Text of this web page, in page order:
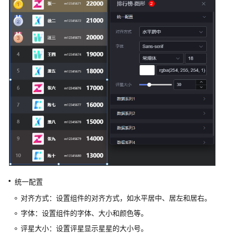
格
间
选
器
地
图
装
饰
仪
表
其
统一配置
对齐方式：设置组件的对齐方式，如水平居中、居左和居右。
字体：设置组件的字体、大小和颜色等。
评星大小：设置评星显示星星的大小号。